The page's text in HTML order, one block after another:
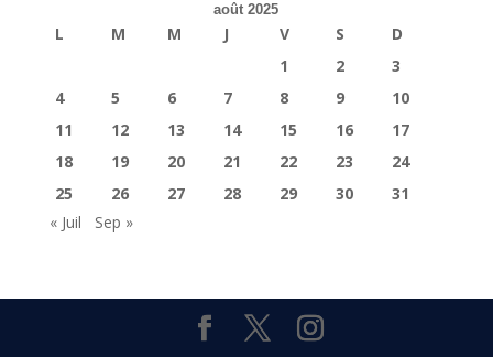
août 2025
L M M J V S
D
1
2
3
4
5 6 7 8 9
10
11
12 13 14 15 16
17
18
19 20 21 22 23
24
25
26 27 28 29 30
31
« Juil
Sep »